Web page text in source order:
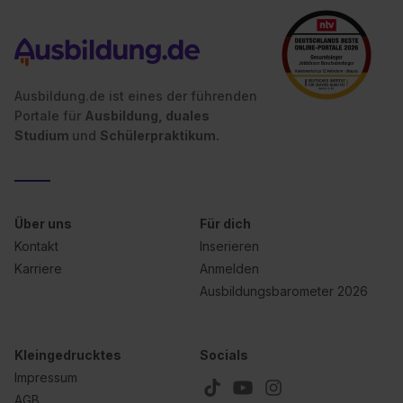
angemessenes Datenschutzniveau (EuGH – Schrems
II). Du kannst die von dir erteilte Einwilligung jederzeit mit
Wirkung für die Zukunft ganz oder teilweise über unsere
Datenschutzerklärung unter dem Punkt „Datenschutz-
Einstellungen“ widerrufen. Weitere Informationen zu den
einzelnen Cookies findest du durch Klick auf „Details
zeigen“. Weitere Informationen:
Ausbildung.de ist eines der führenden
Portale für Ausbildung, duales
Studium und Schülerpraktikum.
Über uns
Kontakt
Karriere
Für dich
Inserieren
Anmelden
Ausbildungsbarometer 2026
Kleingedrucktes
Impressum
AGB
Socials